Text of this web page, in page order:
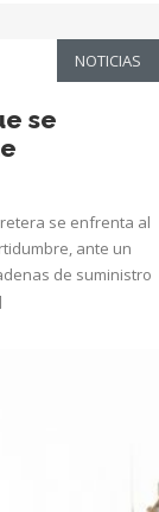
NOTICIAS
se
se enfrenta al
ante un
de suministro